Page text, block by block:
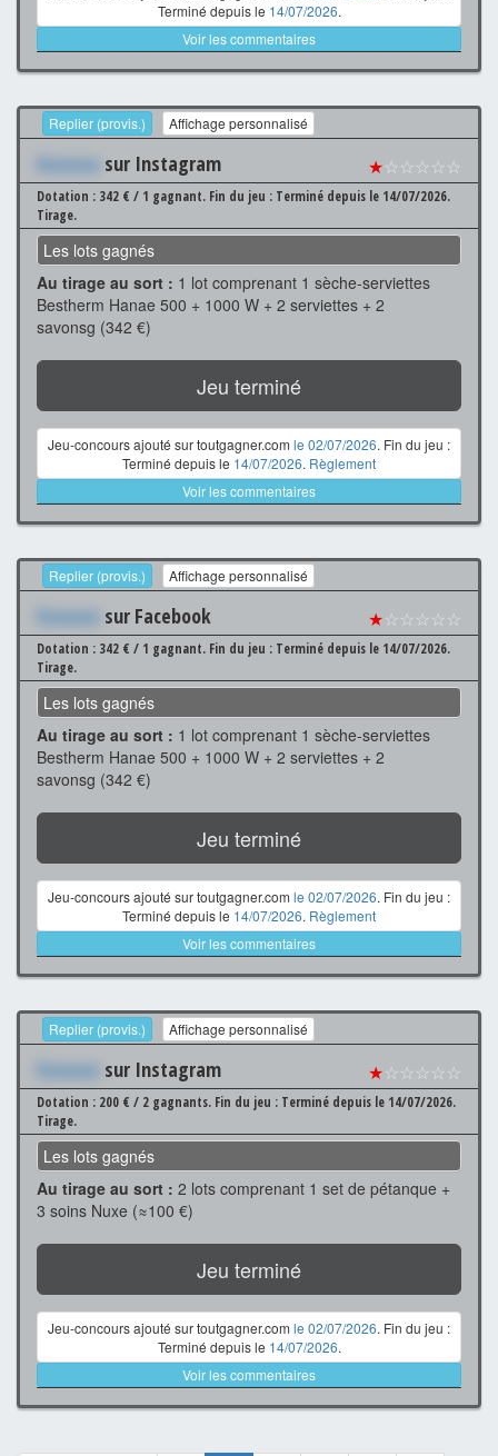
Terminé depuis le 14/07/2026.
Voir les commentaires
Replier (provis.) Affichage personnalisé
Xxxxxxx sur Instagram ★☆☆☆☆☆
Dotation : 342 € / 1 gagnant. Fin du jeu : Terminé depuis le 14/07/2026.
Tirage.
Les lots gagnés
Au tirage au sort : 1 lot comprenant 1 sèche-serviettes
Bestherm Hanae 500 + 1000 W + 2 serviettes + 2
savonsg (342 €)
Jeu terminé
Jeu-concours ajouté sur toutgagner.com le 02/07/2026. Fin du jeu :
Terminé depuis le 14/07/2026. Règlement
Voir les commentaires
Replier (provis.) Affichage personnalisé
Xxxxxxx sur Facebook ★☆☆☆☆☆
Dotation : 342 € / 1 gagnant. Fin du jeu : Terminé depuis le 14/07/2026.
Tirage.
Les lots gagnés
Au tirage au sort : 1 lot comprenant 1 sèche-serviettes
Bestherm Hanae 500 + 1000 W + 2 serviettes + 2
savonsg (342 €)
Jeu terminé
Jeu-concours ajouté sur toutgagner.com le 02/07/2026. Fin du jeu :
Terminé depuis le 14/07/2026. Règlement
Voir les commentaires
Replier (provis.) Affichage personnalisé
Xxxxxxx sur Instagram ★☆☆☆☆☆
Dotation : 200 € / 2 gagnants. Fin du jeu : Terminé depuis le 14/07/2026.
Tirage.
Les lots gagnés
Au tirage au sort : 2 lots comprenant 1 set de pétanque +
3 soins Nuxe (≈100 €)
Jeu terminé
Jeu-concours ajouté sur toutgagner.com le 02/07/2026. Fin du jeu :
Terminé depuis le 14/07/2026.
Voir les commentaires